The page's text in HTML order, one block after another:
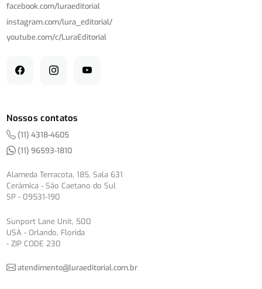
facebook.com/luraeditorial
instagram.com/lura_editorial/
youtube.com/c/LuraEditorial
Nossos contatos
(11) 4318-4605
(11) 96593-1810
Alameda Terracota, 185, Sala 631
Cerâmica - São Caetano do Sul
SP - 09531-190
Sunport Lane Unit, 500
USA - Orlando, Florida
- ZIP CODE 230
atendimento@luraeditorial.com.br